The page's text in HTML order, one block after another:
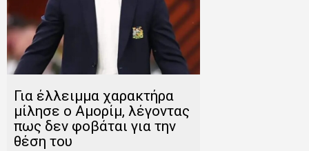
Για έλλειμμα χαρακτήρα
μίλησε ο Αμορίμ, λέγοντας
πως δεν φοβάται για την
θέση του